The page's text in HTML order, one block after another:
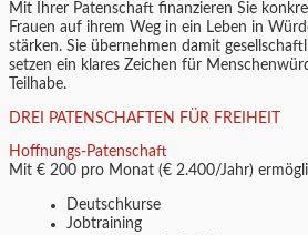
Mit Ihrer Patenschaft finanzieren Sie
Frauen auf ihrem Weg in ein Leben in
stärken. Sie übernehmen damit
setzen ein klares Zeichen für
Teilhabe.
DREI PATENSCHAFTEN FÜR FREIHEIT
Hoffnungs-Patenschaft
Mit € 200 pro Monat (€ 2.400/Jahr)
Deutschkurse
Jobtraining